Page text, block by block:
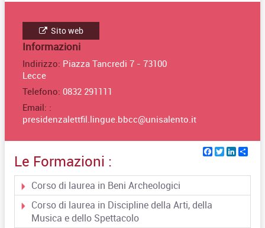
Sito web
Informazioni
Indirizzo: Piazza Tancredi 7 - 73100
Lecce
Telefono:0832 291111
Email: :
presidenzalettfil.lingue.bbcc@unisalento.it
Facebook
Twitter
Le Formazioni :
Corso di laurea in Beni Archeologici
Corso di laurea in Discipline della Arti, della
Musica e dello Spettacolo